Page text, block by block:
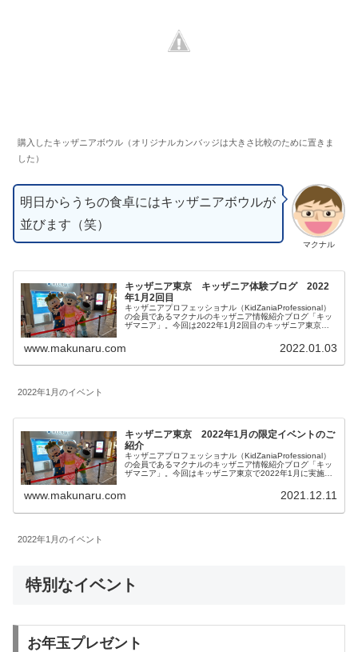
購入したキッザニアボウル（オリジナルカンバッジは大きさ比較のために置きま
した）
マクナル
明日からうちの食卓にはキッザニアボウルが
並びます（笑）
キッザニア東京 キッザニア体験ブログ 2022
年1月2回目
キッザニアプロフェッショナル（KidZaniaProfessional）
の会員であるマクナルのキッザニア情報紹介ブログ「キッ
ザマニア」。今回は2022年1月2回目のキッザニア東京体
www.makunaru.com 2022.01.03
2022年1月のイベント
キッザニア東京 2022年1月の限定イベントのご
紹介
キッザニアプロフェッショナル（KidZaniaProfessional）
の会員であるマクナルのキッザニア情報紹介ブログ「キッ
ザマニア」。今回はキッザニア東京で2022年1月に実施さ
www.makunaru.com 2021.12.11
2022年1月のイベント
特別なイベント
お年玉プレゼント